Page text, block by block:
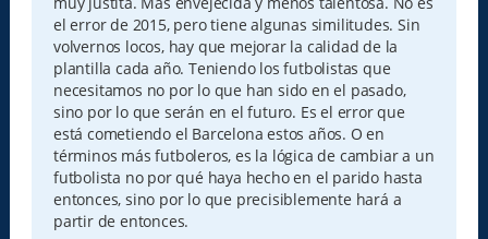
el error de 2015, pero tiene algunas similitudes. Sin
volvernos locos, hay que mejorar la calidad de la
plantilla cada año. Teniendo los futbolistas que
necesitamos no por lo que han sido en el pasado,
sino por lo que serán en el futuro. Es el error que
está cometiendo el Barcelona estos años. O en
términos más futboleros, es la lógica de cambiar a un
futbolista no por qué haya hecho en el parido hasta
entonces, sino por lo que precisiblemente hará a
partir de entonces.